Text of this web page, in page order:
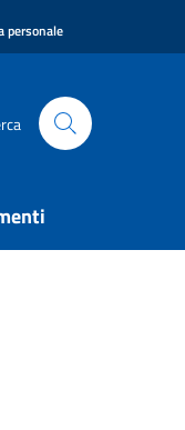
personale